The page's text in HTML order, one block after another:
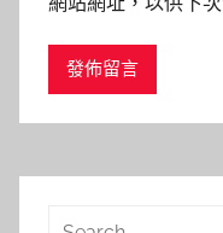
Search